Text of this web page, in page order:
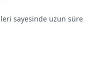
sayesinde uzun süre